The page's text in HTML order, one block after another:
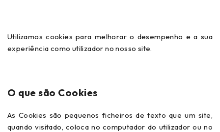
Utilizamos cookies para melhorar o desempenho e a sua
experiência como utilizador no nosso site.
O que são Cookies
As Cookies são pequenos ficheiros de texto que um site,
quando visitado, coloca no computador do utilizador ou no